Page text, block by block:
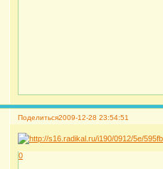
Поделиться2009-12-28 23:54:51
0